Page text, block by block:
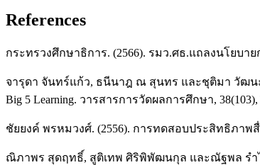
References
กระทรวงศึกษาธิการ. (2566). รมว.ศธ.แถลงนโยบา
จารุดา จันทร์แก้ว, ธนีนาฎ ณ สุนทร และชุติมา วัฒน
Big 5 Learning. วารสารการวัดผลการศึกษา, 38(103),
ชัยยงค์ พรหมวงศ์. (2556). การทดสอบประสิทธิภาพ
ณิภาพร สุดฤทธิ์, สูติเทพ ศิริพิพัฒนกุล และณัฐพล รำ